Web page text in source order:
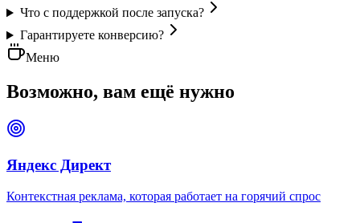
Что с поддержкой после запуска?
Гарантируете конверсию?
Меню
Возможно, вам ещё нужно
Яндекс Директ
Контекстная реклама, которая работает на горячий спрос